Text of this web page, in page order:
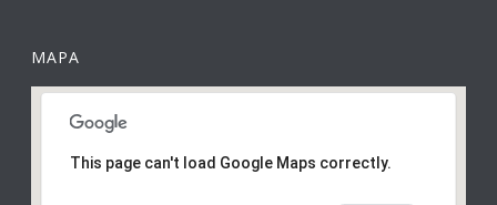
MAPA
This page can't load Google Maps correctly.